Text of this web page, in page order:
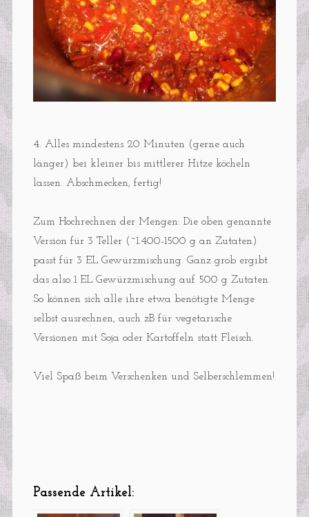
4. Alles mindestens 20 Minuten (gerne auch
länger) bei kleiner bis mittlerer Hitze köcheln
lassen. Abschmecken, fertig!
Zum Hochrechnen der Mengen: Die oben genannte
Version für 3 Teller (~1.400-1500 g an Zutaten)
passt für 3 EL Gewürzmischung. Ganz grob ergibt
das also 1 EL Gewürzmischung auf 500 g Zutaten.
So können sich alle ihre etwa benötigte Menge
selbst ausrechnen, auch zB für vegetarische
Versionen mit Soja oder Kartoffeln statt Fleisch.
Viel Spaß beim Verschenken und Selberschlemmen!
Passende Artikel: